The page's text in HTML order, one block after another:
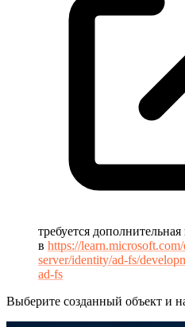
требуется
в https://
server/identity/ad-fs/
ad-fs
Выберите созданный объект и